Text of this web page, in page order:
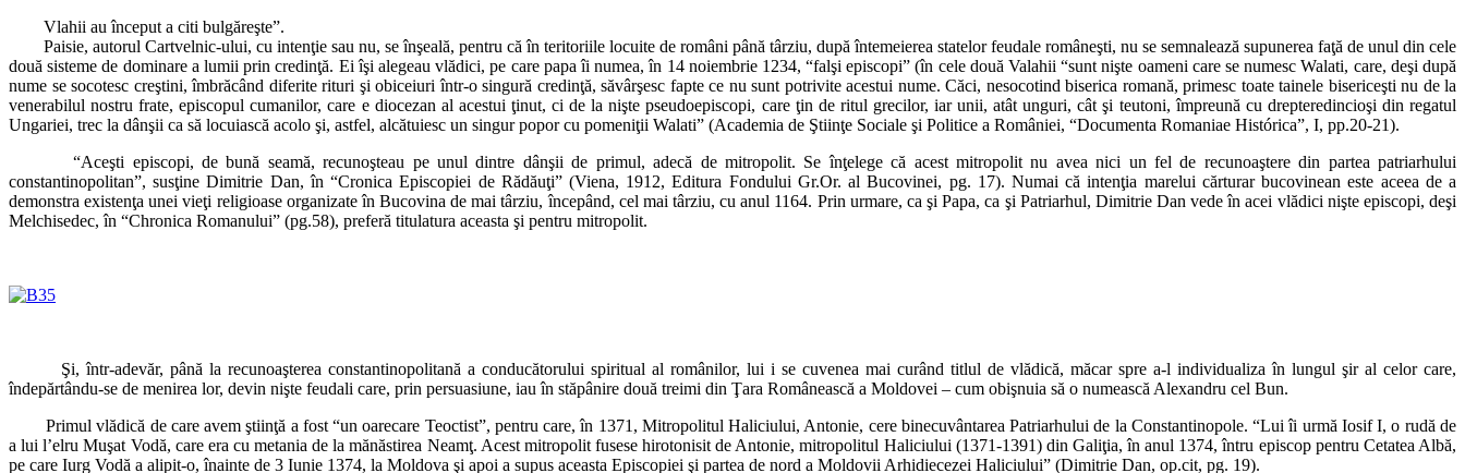
Vlahii au început a citi bulgăreşte”.
Paisie, autorul Cartvelnic-ului, cu intenţie sau nu, se înşeală, pentru că în teritoriile locuite de români până târziu, după întemeierea statelor feudale româneşti, nu se semnalează supunerea faţă de unul din cele
două sisteme de dominare a lumii prin credinţă. Ei îşi alegeau vlădici, pe care papa îi numea, în 14 noiembrie 1234, “falşi episcopi” (în cele două Valahii “sunt nişte oameni care se numesc Walati, care, deşi după
nume se socotesc creştini, îmbrăcând diferite rituri şi obiceiuri într-o singură credinţă, săvârşesc fapte ce nu sunt potrivite acestui nume. Căci, nesocotind biserica romană, primesc toate tainele bisericeşti nu de la
venerabilul nostru frate, episcopul cumanilor, care e diocezan al acestui ţinut, ci de la nişte pseudoepiscopi, care ţin de ritul grecilor, iar unii, atât unguri, cât şi teutoni, împreună cu drepteredincioşi din regatul
Ungariei, trec la dânşii ca să locuiască acolo şi, astfel, alcătuiesc un singur popor cu pomeniţii Walati” (Academia de Ştiinţe Sociale şi Politice a României, “Documenta Romaniae Histórica”, I, pp.20-21).
“Aceşti episcopi, de bună seamă, recunoşteau pe unul dintre dânşii de primul, adecă de mitropolit. Se înţelege că acest mitropolit nu avea nici un fel de recunoaştere din partea patriarhului
constantinopolitan”, susţine Dimitrie Dan, în “Cronica Episcopiei de Rădăuţi” (Viena, 1912, Editura Fondului Gr.Or. al Bucovinei, pg. 17). Numai că intenţia marelui cărturar bucovinean este aceea de a
demonstra existenţa unei vieţi religioase organizate în Bucovina de mai târziu, începând, cel mai târziu, cu anul 1164. Prin urmare, ca şi Papa, ca şi Patriarhul, Dimitrie Dan vede în acei vlădici nişte episcopi, deşi
Melchisedec, în “Chronica Romanului” (pg.58), preferă titulatura aceasta şi pentru mitropolit.
Şi, într-adevăr, până la recunoaşterea constantinopolitană a conducătorului spiritual al românilor, lui i se cuvenea mai curând titlul de vlădică, măcar spre a-l individualiza în lungul şir al celor care,
îndepărtându-se de menirea lor, devin nişte feudali care, prin persuasiune, iau în stăpânire două treimi din Ţara Românească a Moldovei – cum obişnuia să o numească Alexandru cel Bun.
Primul vlădică de care avem ştiinţă a fost “un oarecare Teoctist”, pentru care, în 1371, Mitropolitul Haliciului, Antonie, cere binecuvântarea Patriarhului de la Constantinopole. “Lui îi urmă Iosif I, o rudă de
a lui l’elru Muşat Vodă, care era cu metania de la mănăstirea Neamţ. Acest mitropolit fusese hirotonisit de Antonie, mitropolitul Haliciului (1371-1391) din Galiţia, în anul 1374, întru episcop pentru Cetatea Albă,
pe care Iurg Vodă a alipit-o, înainte de 3 Iunie 1374, la Moldova şi apoi a supus aceasta Episcopiei şi partea de nord a Moldovii Arhidiecezei Haliciului” (Dimitrie Dan, op.cit, pg. 19).